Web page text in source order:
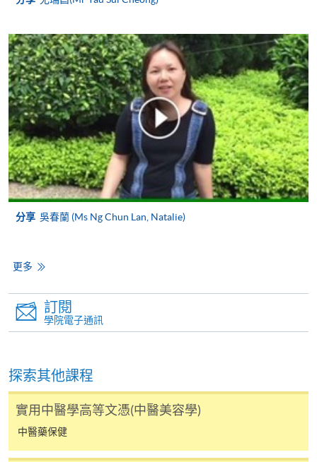
申請人可使用以下方式繳交報名費或課程費用:
繳費靈網上服務- 申請人須先開立繳費靈戶口及設
定繳費靈網上密碼。有關如何申請繳費靈戶口及密
碼，請瀏覽繳費靈網址http://www.ppshk.com 。
*信用咭網上繳費服務
- 申請人可以 VISA 或
Mastercard（包括「香港大學專業進修學院
Mastercard卡」）繳付學費。
*香港大學專業進修學院Mastercard卡
申請/報讀指南 :
-個別學歷頒授課程
報讀同一學歷頒授課程內其他單元
個別課程為須報讀同一學歷頒授課程及其他單元或繳
分享 吳春蘭 (Ms Ng Chun Lan, Natalie)
更多
訂閱
學院電子通訊
探索其他課程
實用中醫學高等文憑(中醫美容學)
中醫藥保健